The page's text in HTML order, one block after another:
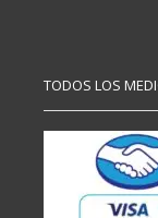
TODOS LOS